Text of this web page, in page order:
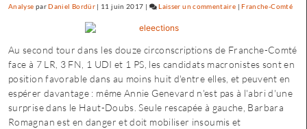
Analyse parDaniel Bordür | 11 juin 2017 | Laisser un commentaire on
à
Besançon
:
«
une
offre
|Franche-Comté
Au second tour dans les douze circonscriptions de Franche-Comté
face à 7 LR, 3 FN, 1 UDI et 1 PS, les candidats macronistes sont en
position favorable dans au moins huit d'entre elles, et peuvent en
espérer davantage : même Annie Genevard n'est pas à l'abri d'une
surprise dans le Haut-Doubs. Seule rescapée à gauche, Barbara
Romagnan est en danger et doit mobiliser insoumis et